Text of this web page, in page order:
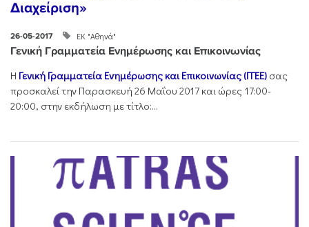
Διαχείριση»
26-05-2017 ΕΚ "Αθηνά"
Γενική Γραμματεία Ενημέρωσης και Επικοινωνίας
Η Γενική Γραμματεία Ενημέρωσης και Επικοινωνίας (ΓΓΕΕ) σας
προσκαλεί την Παρασκευή 26 Μαΐου 2017 και ώρες 17:00-
20:00, στην εκδήλωση με τίτλο:...